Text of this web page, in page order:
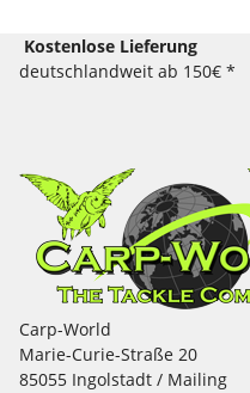
Kostenlose Lieferung
deutschlandweit ab 150€ *
Carp-World
Marie-Curie-Straße 20
85055 Ingolstadt / Mailing